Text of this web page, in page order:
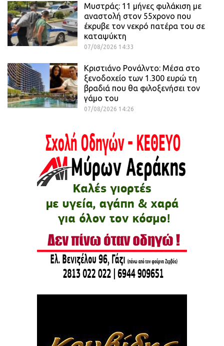
Μυστράς: 11 μήνες φυλάκιση με
αναστολή στον 55χρονο που
έκρυβε τον νεκρό πατέρα του σε
καταψύκτη
07/08/2026 14:33
Κριστιάνο Ρονάλντο: Μέσα στο
ξενοδοχείο των 1.300 ευρώ τη
βραδιά που θα φιλοξενήσει τον
γάμο του
07/08/2026 14:26